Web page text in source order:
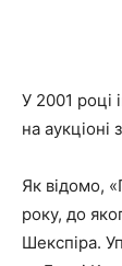
У 2001 році
на
Як відомо,
року, до
Шекспіра.